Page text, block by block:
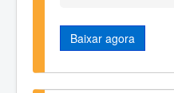
Baixar agora